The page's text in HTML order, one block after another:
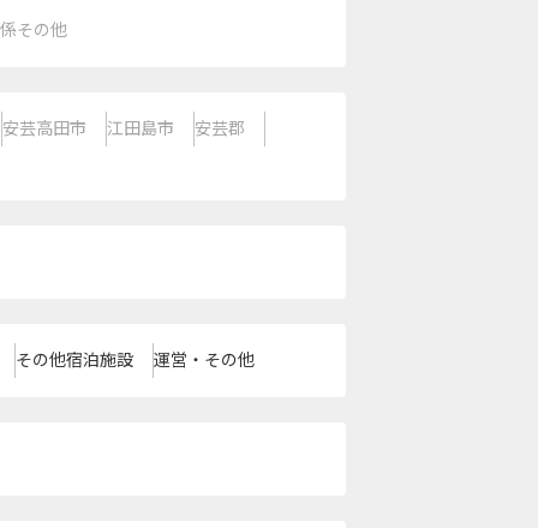
その他
安芸高田市 江田島市 安芸郡
その他宿泊施設 運営・その他